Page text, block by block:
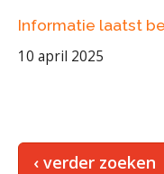
Informatie laatst
10 april 2025
‹ verder zoeken